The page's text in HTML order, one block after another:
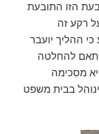
הזו התובעת
רקע זה
ההליך יועבר
להחלטה
היא מסכימה
בבית משפט